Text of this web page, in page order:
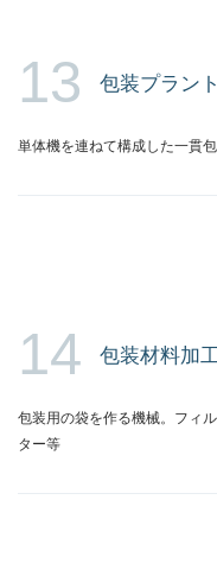
13 包装プラン
単体機を連ねて構成した一貫
14 包装材料加
包装用の袋を作る機械。フィ
ター等